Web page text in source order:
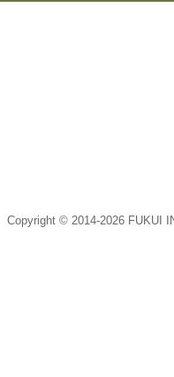
Copyright © 2014-2026 FUKUI